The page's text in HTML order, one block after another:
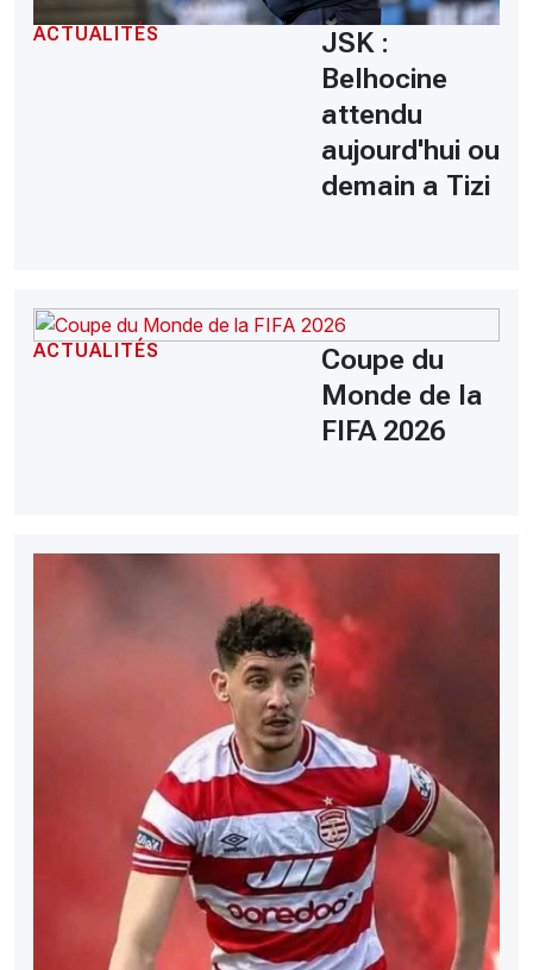
ACTUALITÉS
JSK :
Belhocine
attendu
aujourd'hui ou
demain a Tizi
ACTUALITÉS
Coupe du
Monde de la
FIFA 2026